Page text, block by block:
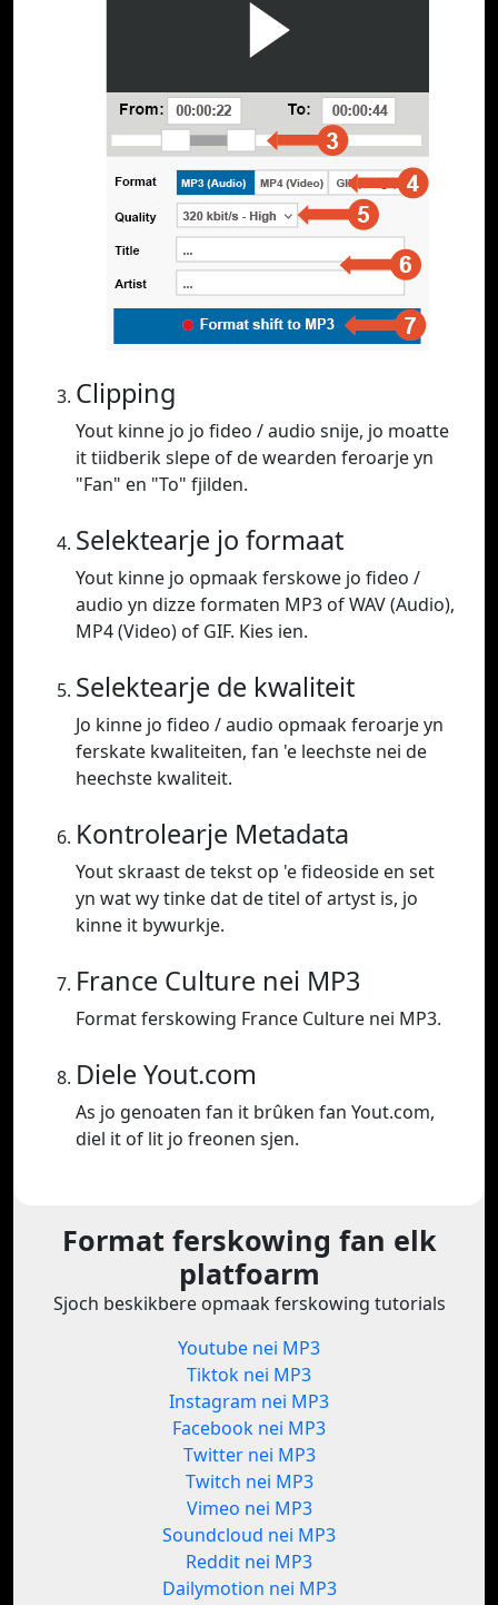
Clipping
Yout kinne jo jo fideo / audio snije, jo moatte
it tiidberik slepe of de wearden feroarje yn
"Fan" en "To" fjilden.
Selektearje jo formaat
Yout kinne jo opmaak ferskowe jo fideo /
audio yn dizze formaten MP3 of WAV (Audio),
MP4 (Video) of GIF. Kies ien.
Selektearje de kwaliteit
Jo kinne jo fideo / audio opmaak feroarje yn
ferskate kwaliteiten, fan 'e leechste nei de
heechste kwaliteit.
Kontrolearje Metadata
Yout skraast de tekst op 'e fideoside en set
yn wat wy tinke dat de titel of artyst is, jo
kinne it bywurkje.
France Culture nei MP3
Format ferskowing France Culture nei MP3.
Diele Yout.com
As jo genoaten fan it brûken fan Yout.com,
diel it of lit jo freonen sjen.
Format ferskowing fan elk
platfoarm
Sjoch beskikbere opmaak ferskowing tutorials
Youtube nei MP3
Tiktok nei MP3
Instagram nei MP3
Facebook nei MP3
Twitter nei MP3
Twitch nei MP3
Vimeo nei MP3
Soundcloud nei MP3
Reddit nei MP3
Dailymotion nei MP3